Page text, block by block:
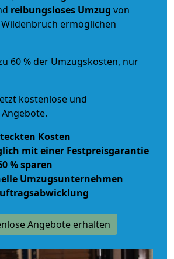
reibungsloses Umzug von
ermöglichen
60 % der Umzugskosten, nur
kostenlose und
Kosten
mit einer Festpreisgarantie
% sparen
Umzugsunternehmen
Angebote erhalten